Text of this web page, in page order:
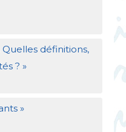
définitions,
? »
»